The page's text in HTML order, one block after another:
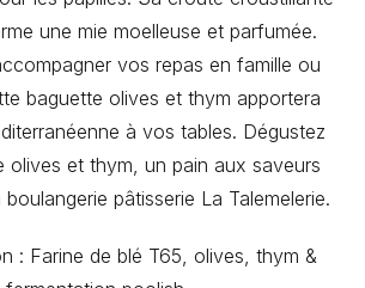
une mie moelleuse et parfumée.
vos repas en famille ou
baguette olives et thym apportera
à vos tables. Dégustez
olives et thym, un pain aux saveurs
pâtisserie La Talemelerie.
: Farine de blé T65, olives, thym &